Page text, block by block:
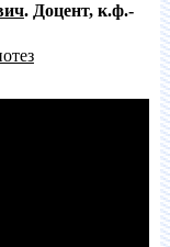
Доцент к.ф.-